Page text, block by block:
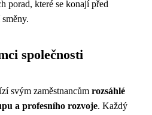
porad, které se konají před
společnosti
svým zaměstnancům rozsáhlé
a profesního rozvoje. Každý